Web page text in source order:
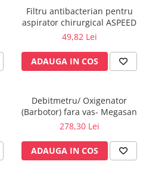
Filtru antibacterian pentru
aspirator chirurgical ASPEED
49,82 Lei
ADAUGA IN COS
Debitmetru/ Oxigenator
(Barbotor) fara vas- Megasan
278,30 Lei
ADAUGA IN COS